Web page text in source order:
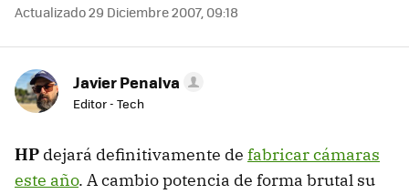
Actualizado 29 Diciembre 2007, 09:18
Javier Penalva
Editor - Tech
HP dejará definitivamente de fabricar cámaras
este año. A cambio potencia de forma brutal su